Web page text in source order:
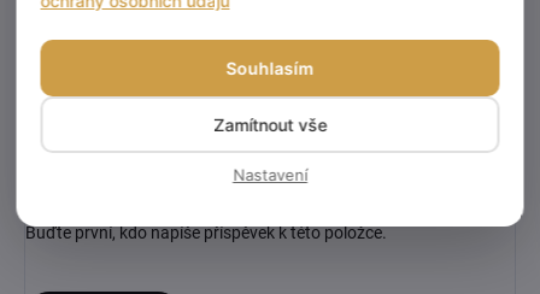
Doplňkové parametry
Kategorie: Špičky, vykrajovátka
EAN: 6971824958027
Buďte první, kdo napíše příspěvek k této položce.
Souhlasím
Zamítnout vše
Nastavení